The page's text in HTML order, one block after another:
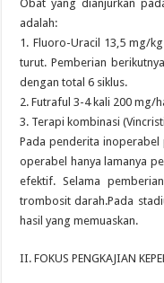
Obat yang dianjurkan
adalah:
1. Fluoro-Uracil 13,5 mg/
turut. Pemberian
dengan total 6 siklus.
2. Futraful 3-4 kali 200 mg/
3. Terapi kombinasi
Pada penderita inoperabel
operabel hanya lamanya
efektif. Selama
trombosit darah.Pada
hasil yang memuaskan.
II. FOKUS PENGKAJIAN